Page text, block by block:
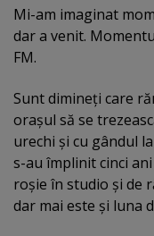
Mi-am imaginat
dar a venit.
FM.
Sunt dimineţi care
oraşul să se
urechi şi cu gândul
s-au împlinit cinci
roşie în studio şi de
dar mai este şi luna